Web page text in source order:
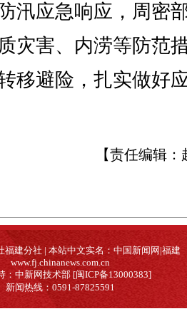
汛应急响应，周密
灾害、内涝等防范
移避险，扎实做好
【责任编辑：
福建分社 | 本站中文实名：中国新闻网|福建
www.fj.chinanews.com.cn
：中新网技术部 [闽ICP备13000383]
新闻热线：0591-87825591